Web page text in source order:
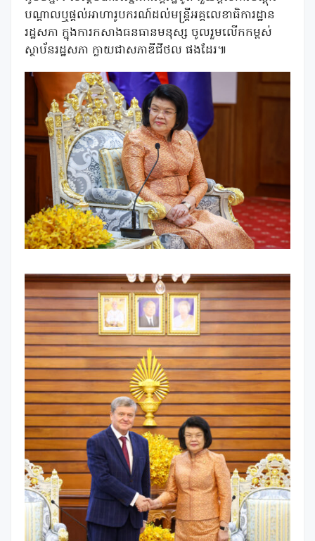
បណ្តាលឬផ្តល់អាហារូបករណ៍ដល់មន្រ្តីអគ្គលេខាធិការដ្ឋាន
រដ្ឋសភា ក្នុងការកសាងធនធានមនុស្ស ចូលរួមលើកកម្ពស់
ស្ថាប័នរដ្ឋសភា ក្លាយជាសភាឌីជីថល ផងដែរ៕